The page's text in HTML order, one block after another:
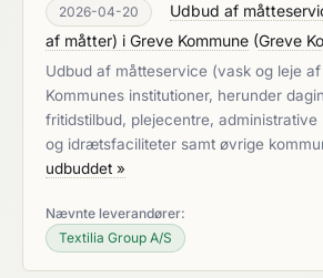
2026-04-20
Udbud af
af måtter) i Greve Kommune (Greve
Udbud af måtteservice (vask og leje
Kommunes institutioner, herunder
fritidstilbud, plejecentre, administrative
og idrætsfaciliteter samt øvrige
udbuddet »
Nævnte leverandører:
Textilia Group A/S